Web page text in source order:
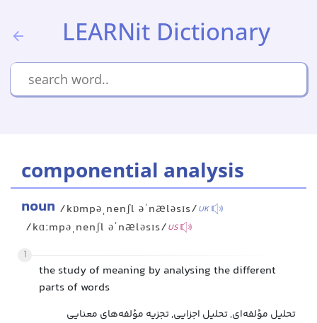
LEARNit Dictionary
componential analysis
noun /kɒmpəˌnenʃl əˈnæləsɪs/UK
/kɑːmpəˌnenʃl əˈnæləsɪs/US
1
the study of meaning by analysing the different
parts of words
تحلیل مؤلفه‌ای, تحلیل اجزایی, تجزیه مؤلفه‌های معنایی